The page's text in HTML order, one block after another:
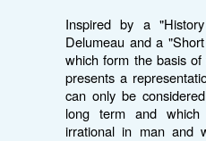
Inspired by a
Delumeau and a
which form the basis
presents a
can only be
long term and
irrational in man and